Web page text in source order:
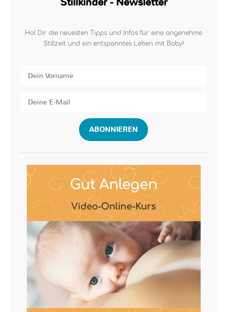
Hol Dir die neuesten Tipps und Infos für eine angenehme
Stillzeit und ein entspanntes Leben mit Baby!
ABONNIEREN